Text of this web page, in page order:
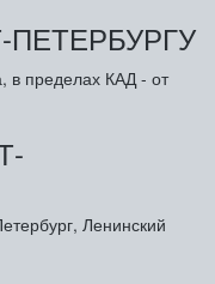
в пределах КАД - от
Ленинский